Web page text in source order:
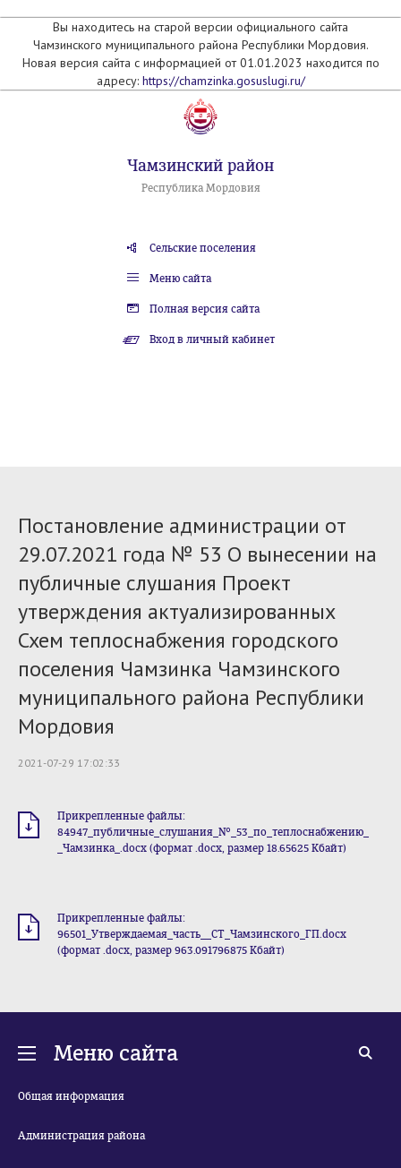
Вы находитесь на старой версии официального сайта
Чамзинского муниципального района Республики Мордовия.
Новая версия сайта с информацией от 01.01.2023 находится по
адресу: https://chamzinka.gosuslugi.ru/
Чамзинский район
Республика Мордовия
Сельские поселения
Меню сайта
Полная версия сайта
Вход в личный кабинет
Постановление администрации от
29.07.2021 года № 53 О вынесении на
публичные слушания Проект
утверждения актуализированных
Схем теплоснабжения городского
поселения Чамзинка Чамзинского
муниципального района Республики
Мордовия
2021-07-29 17:02:33
Прикрепленные файлы:
84947_публичные_слушания_№_53_по_теплоснабжению_
_Чамзинка_.docx (формат .docx, размер 18.65625 Кбайт)
Прикрепленные файлы:
96501_Утверждаемая_часть__СТ_Чамзинского_ГП.docx
(формат .docx, размер 963.091796875 Кбайт)
Меню сайта
Общая информация
Администрация района